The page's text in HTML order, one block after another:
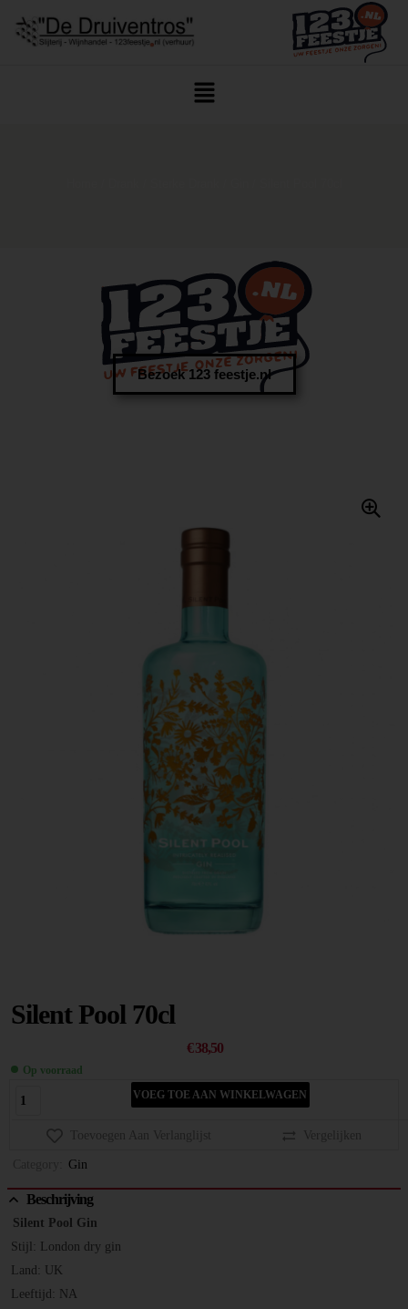
Bezoek 123 feestje.nl
Silent Pool 70cl
€38,50
Op voorraad
VOEG TOE AAN WINKELWAGEN
Toevoegen Aan Verlanglijst Vergelijken
Gin
Beschrijving
Silent Pool Gin
Stijl: London dry gin
Land: UK
Leeftijd: NA